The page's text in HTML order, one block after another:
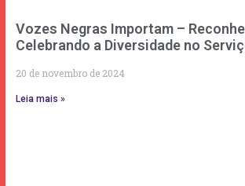
Vozes Negras Importam –
Celebrando a Diversidade no
20 de novembro de 2024
Leia mais »